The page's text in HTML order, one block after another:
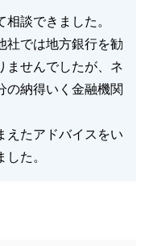
談できました。
社では地方銀行を勧
ませんでしたが、ネ
の納得いく金融機関
えたアドバイスをい
た。